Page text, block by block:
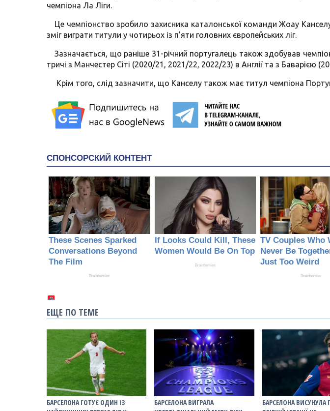
чемпіона Ла Ліги.
Це чемпіонство зробило захисника каталонської команди Жоау
зміг виграти титули у чотирьох із п’яти головних європейських ліг.
Зазначається, що раніше 31-річний португалець також здобував
тричі з Манчестер Сіті (2020/21, 2021/22, 2022/23) в Англії та з Баварією
Крім того, слід зазначити, що Канселу також має титул чемпіона
ЕЩЕ ПО ТЕМЕ
БАРСЕЛОНА ГОТУЄ ОДИН ІЗ
БАРСЕЛОНА ВИГРАЛА
БАРСЕЛОНА ВИСУНУЛА